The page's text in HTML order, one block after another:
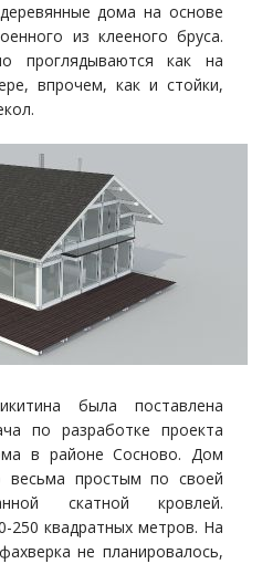
дома на основе
из клееного бруса.
проглядываются как на
впрочем, как и стойки,
была поставлена
по разработке проекта
в районе Сосново. Дом
простым по своей
скатной кровлей.
квадратных метров. На
не планировалось,